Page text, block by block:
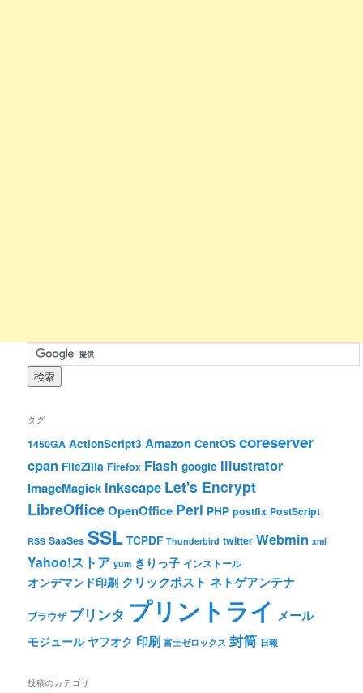
タグ
1450GA ActionScript3 Amazon CentOS coreserver
cpan FileZilla Firefox Flash google Illustrator
ImageMagick Inkscape Let's Encrypt
LibreOfficeOpenOffice Perl PHP postfix PostScript
RSS SaaSes SSL TCPDF Thunderbird twitter Webmin xml
Yahoo!ストア yum きりっ子 インストール
オンデマンド印刷 クリックポスト ネトゲアンテナ
ブラウザ プリンタ プリントライ メール
モジュール ヤフオク 印刷 富士ゼロックス 封筒 日報
投稿のカテゴリ